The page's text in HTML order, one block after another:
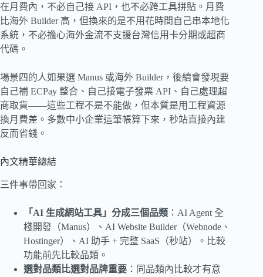
在月費內，不必自己接 API，也不必跨工具拼貼。月費
比海外 Builder 高，但換來的是不用花時間自己串本地化
系統，不必擔心海外金流不支援台灣信用卡分期或超商
代碼。
場景四的人如果選 Manus 或海外 Builder，後續會發現要
自己補 ECPay 整合、自己接電子發票 API、自己處理超
商取貨——這些工程不是不能做，但本質是用工程資源
換月費差。多數中小企業這筆帳算下來，秒站直接內建
反而省錢。
內文精華總結
三件事帶回家：
「AI 生成網站工具」分成三個品類 ：AI Agent 全
棧開發（Manus）、AI Website Builder（Webnode、
Hostinger）、AI 助手 + 完整 SaaS（秒站）。比較
功能前先比較品類。
選對品類比選對品牌重要 ：同品類內比較才有意